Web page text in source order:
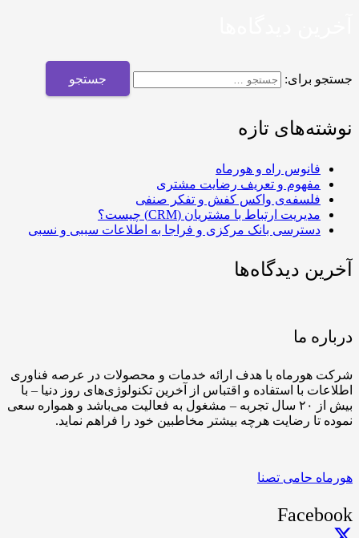
جستجو برای:
نوشته‌های تازه
فانوس راه و هورماه
مفهوم و تعريف رضایت مشتری
فلسفه‌ی واکس کفش و تفکر صنفی
مدیریت ارتباط با مشتریان (CRM) چیست؟
دسترسی بانک مرکزی و فراجا به اطلاعات سببی و نسبی
آخرین دیدگاه‌ها
درباره ما
شرکت هورماه با هدف ارائه خدمات و محصولات در عرصه فناوری
اطلاعات با استفاده و اقتباس از آخرین تکنولوژی‌های روز دنیا – با
بیش از ۲۰ سال تجربه – مشغول به فعالیت می‌باشد و همواره سعی
نموده تا رضایت هرچه بیشتر مخاطبین خود را فراهم نماید.
هورماه حامی تصنا
Facebook